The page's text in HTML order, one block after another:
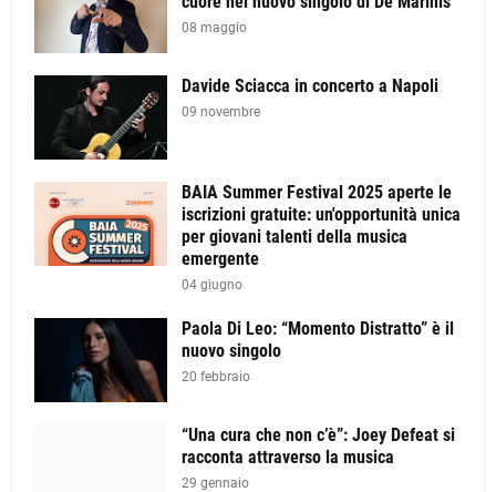
08 maggio
Davide Sciacca in concerto a Napoli
09 novembre
BAIA Summer Festival 2025 aperte le
iscrizioni gratuite: un'opportunità unica
per giovani talenti della musica
emergente
04 giugno
Paola Di Leo: “Momento Distratto” è il
nuovo singolo
20 febbraio
“Una cura che non c’è”: Joey Defeat si
racconta attraverso la musica
29 gennaio